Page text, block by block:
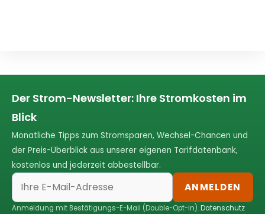
Der Strom-Newsletter: Ihre Stromkosten im
Blick
Monatliche Tipps zum Stromsparen, Wechsel-Chancen und
der Preis-Überblick aus unserer eigenen Tarifdatenbank,
kostenlos und jederzeit abbestellbar.
ANMELDEN
Anmeldung mit Bestätigungs-E-Mail (Double-Opt-in).Datenschutz